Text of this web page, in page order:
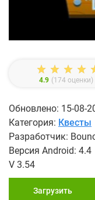
4.9 (174 оценки)
Обновлено: 15-08-
Категория: Квесты
Разработчик:
Версия Android: 4.4
V 3.54
Загрузить